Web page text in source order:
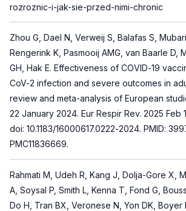
rozroznic-i-jak-sie-przed-nimi-chronic
Zhou G, Dael N, Verweij S, Balafas S,
Rengerink K, Pasmooij AMG, van Baarle D,
GH, Hak E. Effectiveness of COVID-19
CoV-2 infection and severe outcomes in
review and meta-analysis of European
22 January 2024. Eur Respir Rev. 2025 Feb
doi: 10.1183/16000617.0222-2024. PMID:
PMC11836669.
Rahmati M, Udeh R, Kang J, Dolja-Gore X,
A, Soysal P, Smith L, Kenna T, Fond G,
Do H, Tran BX, Veronese N, Yon DK, Boyer